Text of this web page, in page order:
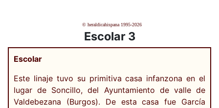
© heraldicahispana 1995-2026
Escolar 3
Escolar
Este linaje tuvo su primitiva casa infanzona en el
lugar de Soncillo, del Ayuntamiento de valle de
Valdebezana (Burgos). De esta casa fue García